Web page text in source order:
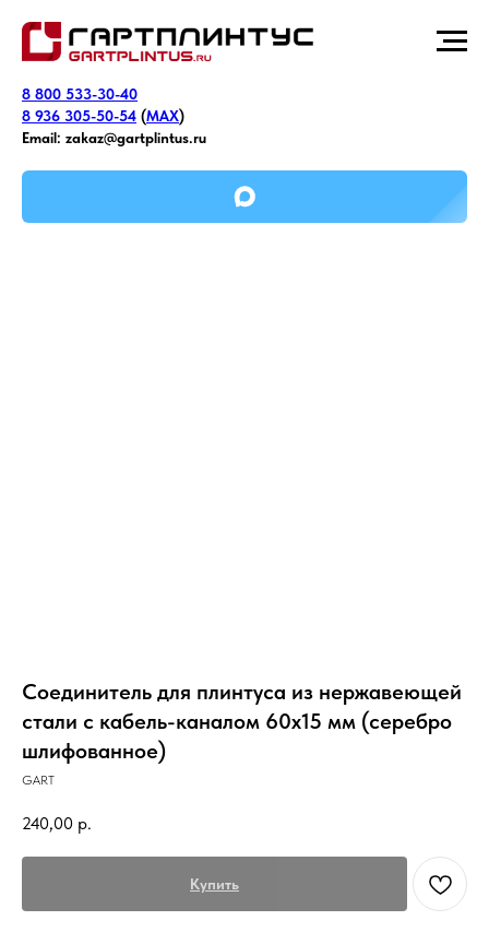
8 800 533-30-40
8 936 305-50-54 (MAX)
Email: zakaz@gartplintus.ru
Соединитель для плинтуса из нержавеющей
стали с кабель-каналом 60х15 мм (серебро
шлифованное)
GART
240,00 р.
Купить